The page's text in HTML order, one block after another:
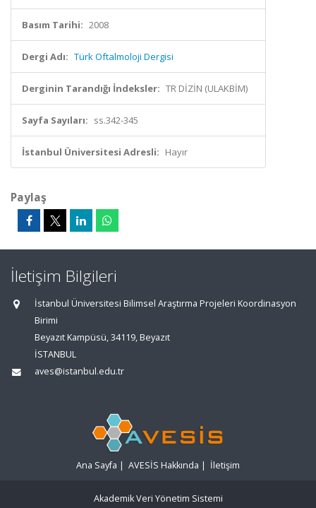
Basım Tarihi: 2008
Dergi Adı: Türk Oftalmoloji Dergisi
Derginin Tarandığı İndeksler: TR DİZİN (ULAKBİM)
Sayfa Sayıları: ss.342-345
İstanbul Üniversitesi Adresli: Hayır
Paylaş
İletişim Bilgileri
İstanbul Üniversitesi Bilimsel Araştırma Projeleri Koordinasyon
Birimi
Beyazıt Kampüsü, 34119, Beyazıt
İSTANBUL
aves@istanbul.edu.tr
Ana Sayfa | AVESİS Hakkında | İletişim
Akademik Veri Yönetim Sistemi